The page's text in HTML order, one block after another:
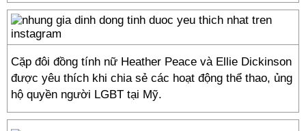
Cặp đôi đồng tính nữ Heather Peace và Ellie Dickinson
được yêu thích khi chia sẻ các hoạt động thể thao, ủng
hộ quyền người LGBT tại Mỹ.